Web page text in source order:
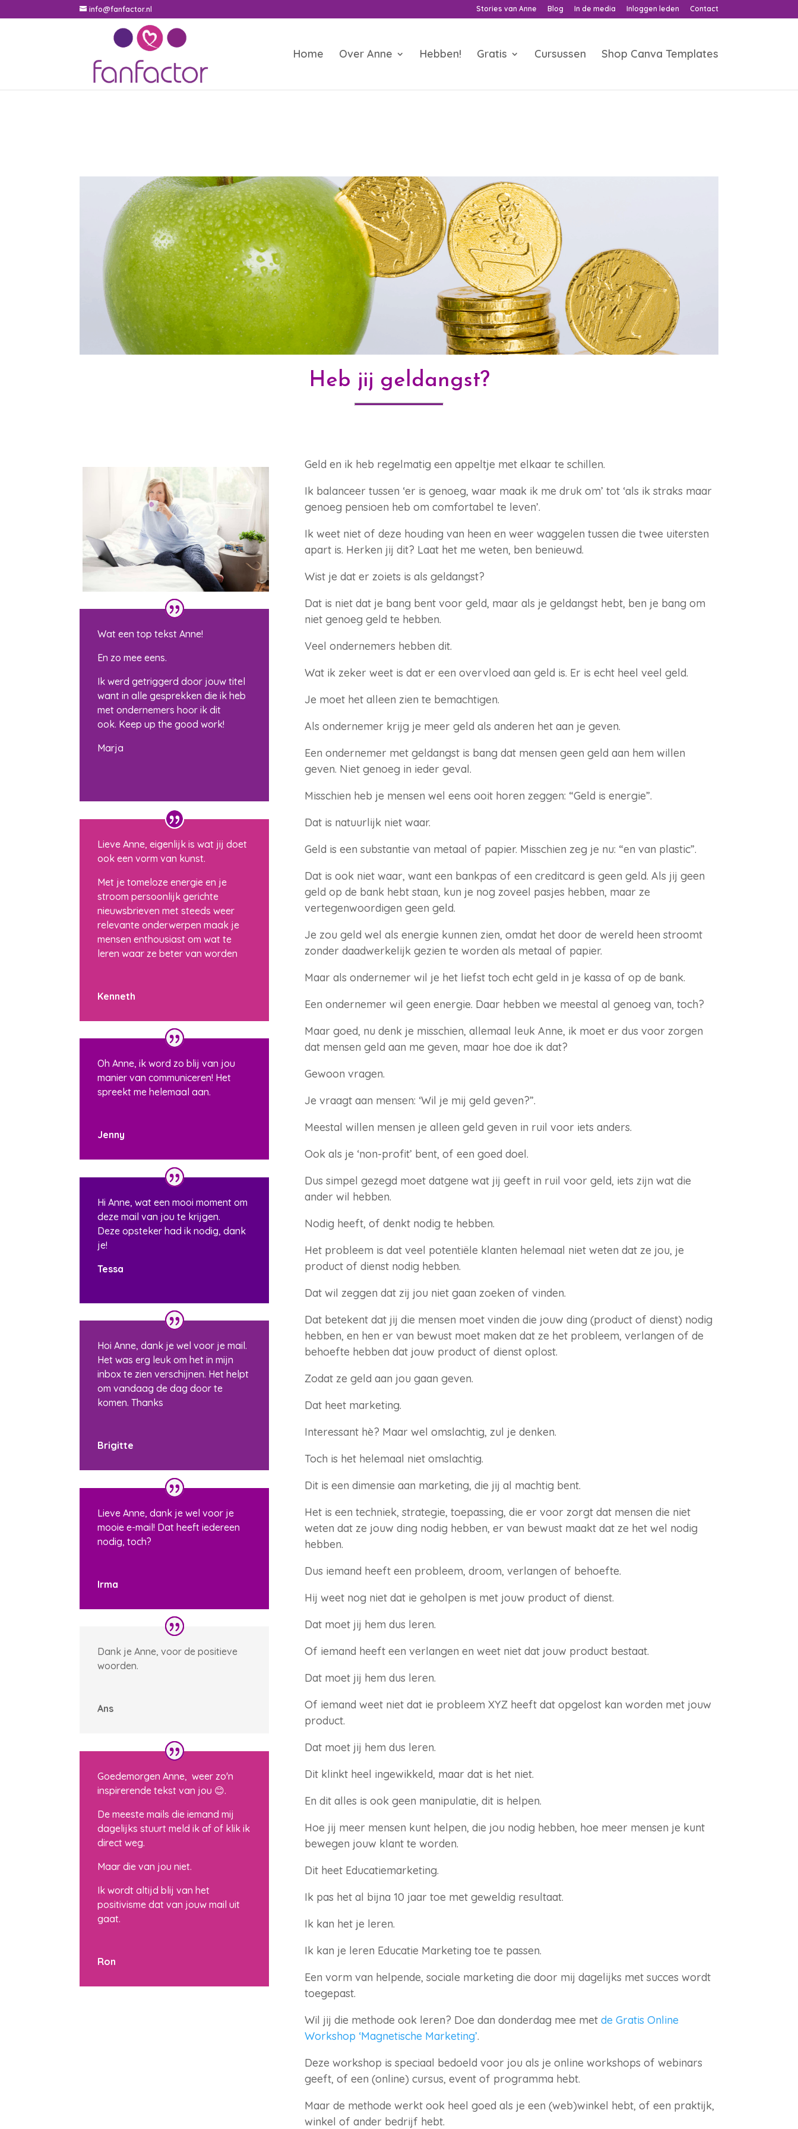
info@fanfactor.nl Stories van Anne Blog In de media Inloggen leden Contact
Home Over Anne Hebben! Gratis Cursussen Shop Canva Templates
Heb jij geldangst?
Wat een top tekst Anne!
En zo mee eens.
Ik werd getriggerd door jouw titel
want in alle gesprekken die ik heb
met ondernemers hoor ik dit
ook. Keep up the good work!
Marja
Lieve Anne, eigenlijk is wat jij doet
ook een vorm van kunst.
Met je tomeloze energie en je
stroom persoonlijk gerichte
nieuwsbrieven met steeds weer
relevante onderwerpen maak je
mensen enthousiast om wat te
leren waar ze beter van worden
Kenneth
Oh Anne, ik word zo blij van jou
manier van communiceren! Het
spreekt me helemaal aan.
Jenny
Hi Anne, wat een mooi moment om
deze mail van jou te krijgen.
Deze opsteker had ik nodig, dank
je!
Tessa
Hoi Anne, dank je wel voor je mail.
Het was erg leuk om het in mijn
inbox te zien verschijnen. Het helpt
om vandaag de dag door te
komen. Thanks
Brigitte
Lieve Anne, dank je wel voor je
mooie e-mail! Dat heeft iedereen
nodig, toch?
Irma
Dank je Anne, voor de positieve
woorden.
Ans
Goedemorgen Anne, weer zo'n
inspirerende tekst van jou 😊.
De meeste mails die iemand mij
dagelijks stuurt meld ik af of klik ik
direct weg.
Maar die van jou niet.
Ik wordt altijd blij van het
positivisme dat van jouw mail uit
gaat.
Ron
Geld en ik heb regelmatig een appeltje met elkaar te schillen.
Ik balanceer tussen ‘er is genoeg, waar maak ik me druk om’ tot ‘als ik straks maar
genoeg pensioen heb om comfortabel te leven’.
Ik weet niet of deze houding van heen en weer waggelen tussen die twee uitersten
apart is. Herken jij dit? Laat het me weten, ben benieuwd.
Wist je dat er zoiets is als geldangst?
Dat is niet dat je bang bent voor geld, maar als je geldangst hebt, ben je bang om
niet genoeg geld te hebben.
Veel ondernemers hebben dit.
Wat ik zeker weet is dat er een overvloed aan geld is. Er is echt heel veel geld.
Je moet het alleen zien te bemachtigen.
Als ondernemer krijg je meer geld als anderen het aan je geven.
Een ondernemer met geldangst is bang dat mensen geen geld aan hem willen
geven. Niet genoeg in ieder geval.
Misschien heb je mensen wel eens ooit horen zeggen: “Geld is energie”.
Dat is natuurlijk niet waar.
Geld is een substantie van metaal of papier. Misschien zeg je nu: “en van plastic”.
Dat is ook niet waar, want een bankpas of een creditcard is geen geld. Als jij geen
geld op de bank hebt staan, kun je nog zoveel pasjes hebben, maar ze
vertegenwoordigen geen geld.
Je zou geld wel als energie kunnen zien, omdat het door de wereld heen stroomt
zonder daadwerkelijk gezien te worden als metaal of papier.
Maar als ondernemer wil je het liefst toch echt geld in je kassa of op de bank.
Een ondernemer wil geen energie. Daar hebben we meestal al genoeg van, toch?
Maar goed, nu denk je misschien, allemaal leuk Anne, ik moet er dus voor zorgen
dat mensen geld aan me geven, maar hoe doe ik dat?
Gewoon vragen.
Je vraagt aan mensen: ‘Wil je mij geld geven?”.
Meestal willen mensen je alleen geld geven in ruil voor iets anders.
Ook als je ‘non-profit’ bent, of een goed doel.
Dus simpel gezegd moet datgene wat jij geeft in ruil voor geld, iets zijn wat die
ander wil hebben.
Nodig heeft, of denkt nodig te hebben.
Het probleem is dat veel potentiële klanten helemaal niet weten dat ze jou, je
product of dienst nodig hebben.
Dat wil zeggen dat zij jou niet gaan zoeken of vinden.
Dat betekent dat jij die mensen moet vinden die jouw ding (product of dienst) nodig
hebben, en hen er van bewust moet maken dat ze het probleem, verlangen of de
behoefte hebben dat jouw product of dienst oplost.
Zodat ze geld aan jou gaan geven.
Dat heet marketing.
Interessant hè? Maar wel omslachtig, zul je denken.
Toch is het helemaal niet omslachtig.
Dit is een dimensie aan marketing, die jij al machtig bent.
Het is een techniek, strategie, toepassing, die er voor zorgt dat mensen die niet
weten dat ze jouw ding nodig hebben, er van bewust maakt dat ze het wel nodig
hebben.
Dus iemand heeft een probleem, droom, verlangen of behoefte.
Hij weet nog niet dat ie geholpen is met jouw product of dienst.
Dat moet jij hem dus leren.
Of iemand heeft een verlangen en weet niet dat jouw product bestaat.
Dat moet jij hem dus leren.
Of iemand weet niet dat ie probleem XYZ heeft dat opgelost kan worden met jouw
product.
Dat moet jij hem dus leren.
Dit klinkt heel ingewikkeld, maar dat is het niet.
En dit alles is ook geen manipulatie, dit is helpen.
Hoe jij meer mensen kunt helpen, die jou nodig hebben, hoe meer mensen je kunt
bewegen jouw klant te worden.
Dit heet Educatiemarketing.
Ik pas het al bijna 10 jaar toe met geweldig resultaat.
Ik kan het je leren.
Ik kan je leren Educatie Marketing toe te passen.
Een vorm van helpende, sociale marketing die door mij dagelijks met succes wordt
toegepast.
Wil jij die methode ook leren? Doe dan donderdag mee met de Gratis Online
Workshop ‘Magnetische Marketing’.
Deze workshop is speciaal bedoeld voor jou als je online workshops of webinars
geeft, of een (online) cursus, event of programma hebt.
Maar de methode werkt ook heel goed als je een (web)winkel hebt, of een praktijk,
winkel of ander bedrijf hebt.